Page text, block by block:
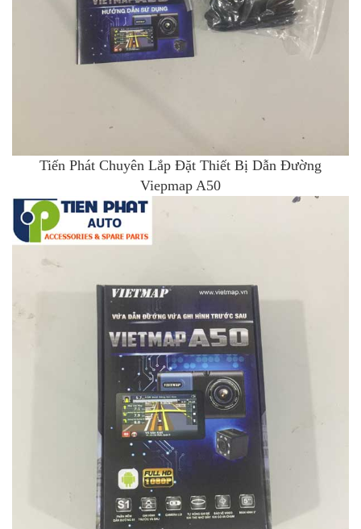
Tiến Phát Chuyên Lắp Đặt Thiết Bị Dẫn Đường
Viepmap A50